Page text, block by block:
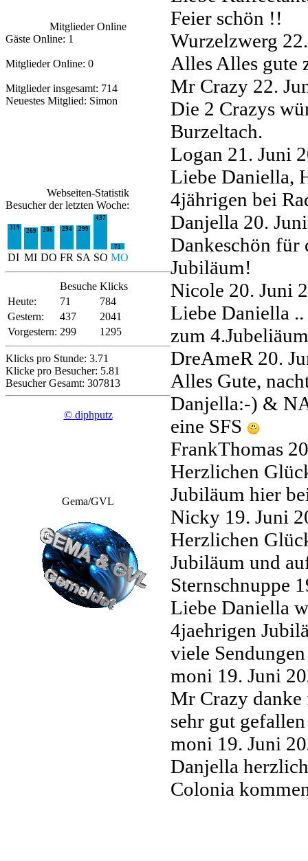
Mitglieder Online
Gäste Online: 1
Mitglieder Online: 0
Mitglieder insgesamt: 714
Neuestes Mitglied: Simon
Webseiten-Statistik
Besucher der letzten Woche:
319 269 286 294 299
437
71
DI MI DO FR SA SO MO
Besuche Klicks
Heute:
71
784
Gestern:
437
2041
Vorgestern: 299 1295
Klicks pro Stunde: 3.71
Klicke pro Besucher: 5.81
Besucher Gesamt: 307813
© diphputz
Gema/GVL
Feier schön !!
Wurzelzwerg
Alles Alles gute
Mr Crazy 22.
Die 2 Crazys
Burzeltach.
Logan 21. Juni
Liebe Daniella,
4jährigen bei
Danjella 20.
Dankeschön für
Jubiläum!
Nicole 20. Juni
Liebe Daniella
zum
DreAmeR 20.
Alles Gute,
Danjella:-) &
eine SFS
FrankThomas
Herzlichen
Jubiläum hier
Nicky 19. Juni
Herzlichen
Jubiläum und
Sternschnuppe
Liebe Daniella
4jaehrigen
viele
moni 19. Juni
Mr Crazy
sehr gut
moni 19. Juni
Danjella
Colonia